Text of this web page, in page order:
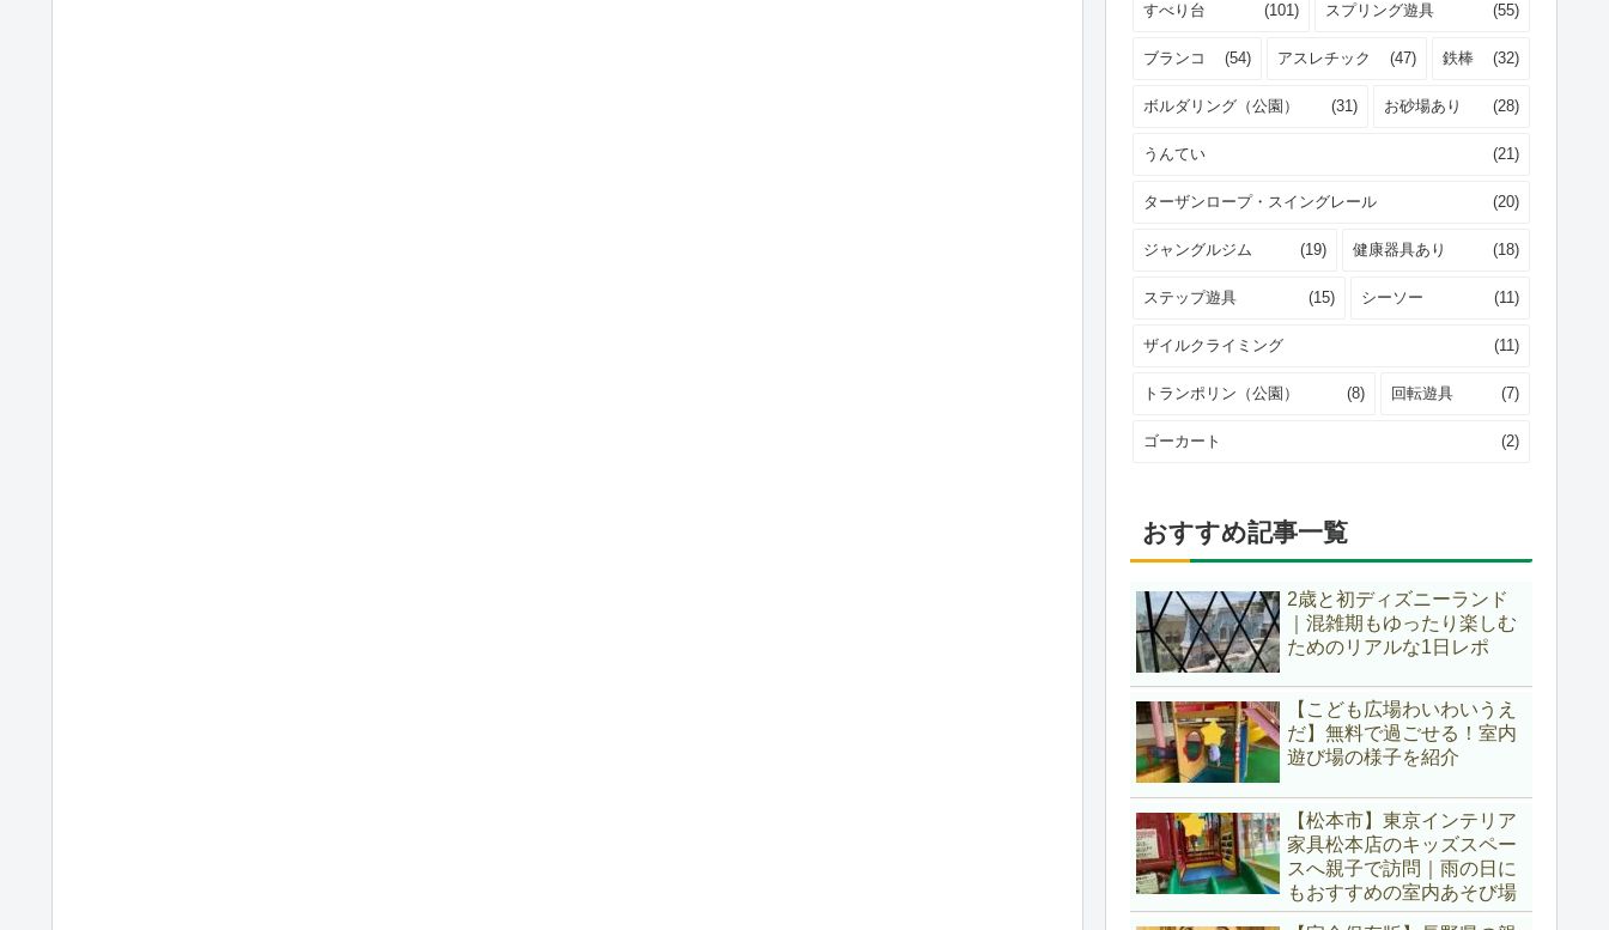
すべり台 (101) スプリング遊具 (55)
ブランコ (54) アスレチック (47) 鉄棒 (32)
ボルダリング（公園） (31) お砂場あり (28)
うんてい (21)
ターザンロープ・スイングレール (20)
ジャングルジム (19) 健康器具あり (18)
ステップ遊具 (15) シーソー (11)
ザイルクライミング (11)
トランポリン（公園） (8) 回転遊具 (7)
ゴーカート (2)
おすすめ記事一覧
2歳と初ディズニーランド
｜混雑期もゆったり楽しむ
ためのリアルな1日レポ
【こども広場わいわいうえ
だ】無料で過ごせる！室内
遊び場の様子を紹介
【松本市】東京インテリア
家具松本店のキッズスペー
スへ親子で訪問｜雨の日に
もおすすめの室内あそび場